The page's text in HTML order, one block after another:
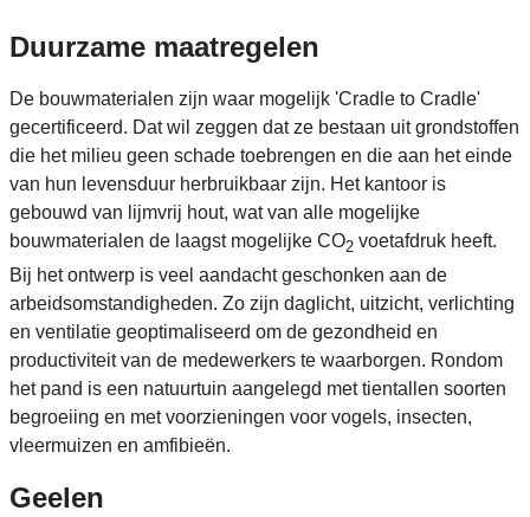
Duurzame maatregelen
De bouwmaterialen zijn waar mogelijk 'Cradle to Cradle'
gecertificeerd. Dat wil zeggen dat ze bestaan uit grondstoffen
die het milieu geen schade toebrengen en die aan het einde
van hun levensduur herbruikbaar zijn. Het kantoor is
gebouwd van lijmvrij hout, wat van alle mogelijke
bouwmaterialen de laagst mogelijke CO2 voetafdruk heeft.
Bij het ontwerp is veel aandacht geschonken aan de
arbeidsomstandigheden. Zo zijn daglicht, uitzicht, verlichting
en ventilatie geoptimaliseerd om de gezondheid en
productiviteit van de medewerkers te waarborgen. Rondom
het pand is een natuurtuin aangelegd met tientallen soorten
begroeiing en met voorzieningen voor vogels, insecten,
vleermuizen en amfibieën.
Geelen